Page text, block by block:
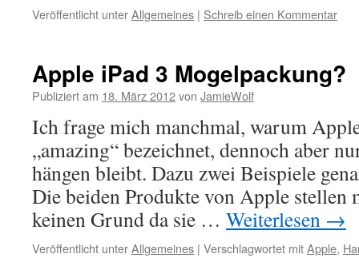
Veröffentlicht unterAllgemeines | Schreib einen Kommentar
Apple iPad 3 Mogelpackung?
Publiziert am 18. März 2012von JamieWolf
Ich frage mich manchmal, warum
„amazing“ bezeichnet, dennoch aber
hängen bleibt. Dazu zwei Beispiele
Die beiden Produkte von Apple stellen
keinen Grund da sie … Weiterlesen →
Veröffentlicht unterAllgemeines | Verschlagwortet mitApple,